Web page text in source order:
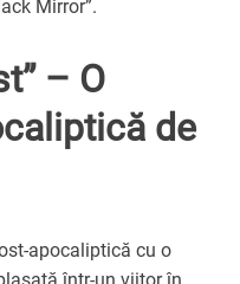
Mirror”.
– O
de
apocaliptică cu o